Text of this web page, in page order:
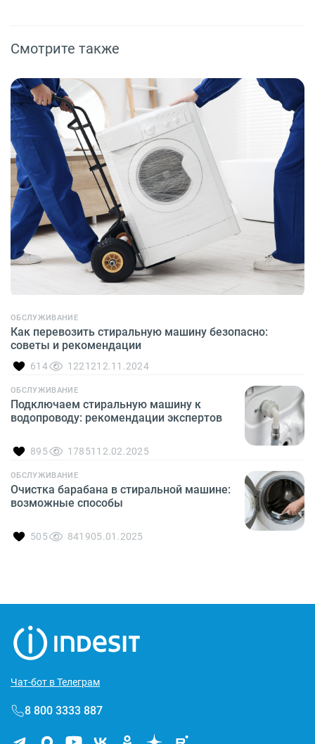
Смотрите также
ОБСЛУЖИВАНИЕ
Как перевозить стиральную машину безопасно:
советы и рекомендации
614 1221212.11.2024
ОБСЛУЖИВАНИЕ
Подключаем стиральную машину к
водопроводу: рекомендации экспертов
895 17851 12.02.2025
ОБСЛУЖИВАНИЕ
Очистка барабана в стиральной машине:
возможные способы
505 841905.01.2025
Чат-бот в Телеграм
8 800 3333 887